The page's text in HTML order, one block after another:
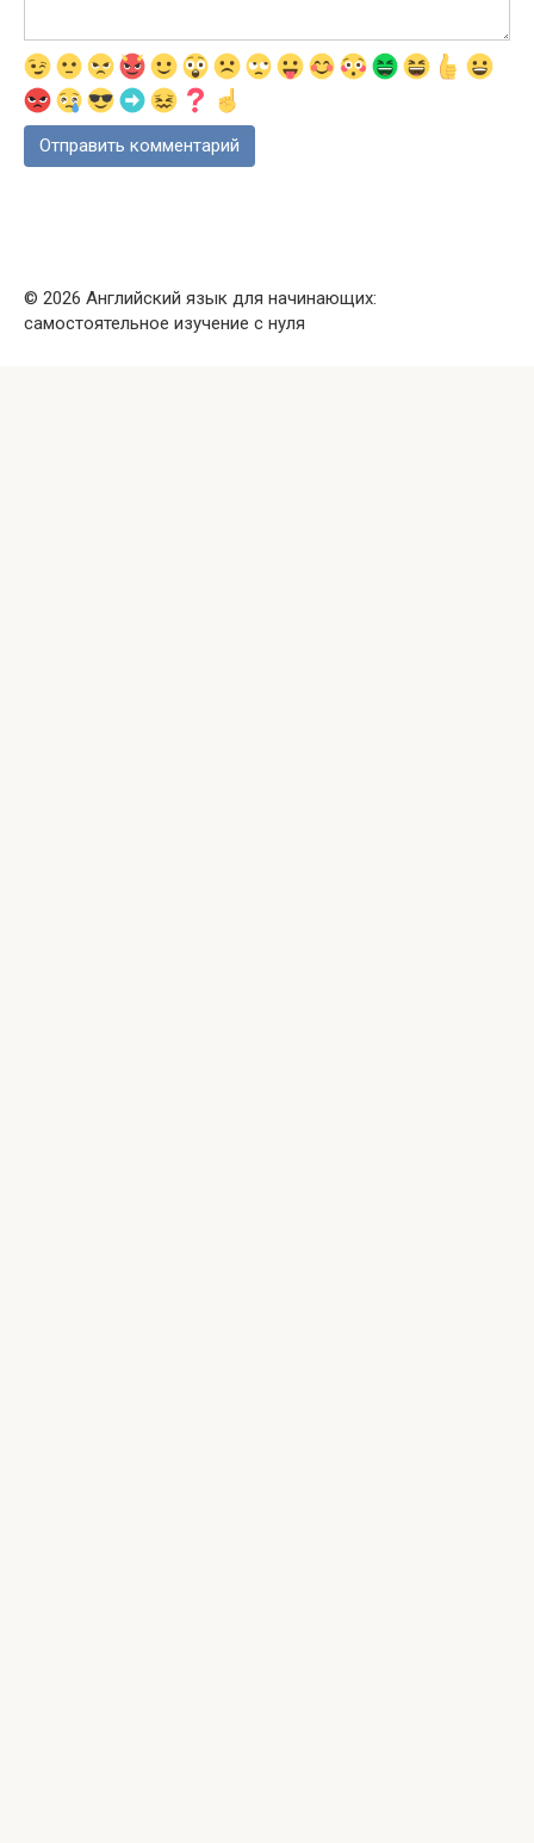
© 2026 Английский язык для начинающих:
самостоятельное изучение с нуля